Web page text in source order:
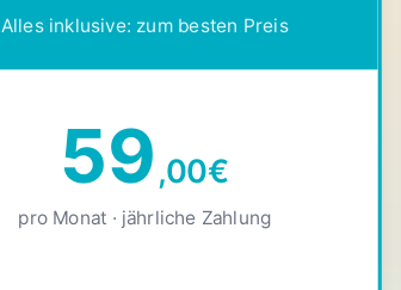
Alles inklusive: zum besten Preis
59,00€
pro Monat · jährliche Zahlung